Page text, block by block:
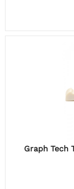
Graph Tech